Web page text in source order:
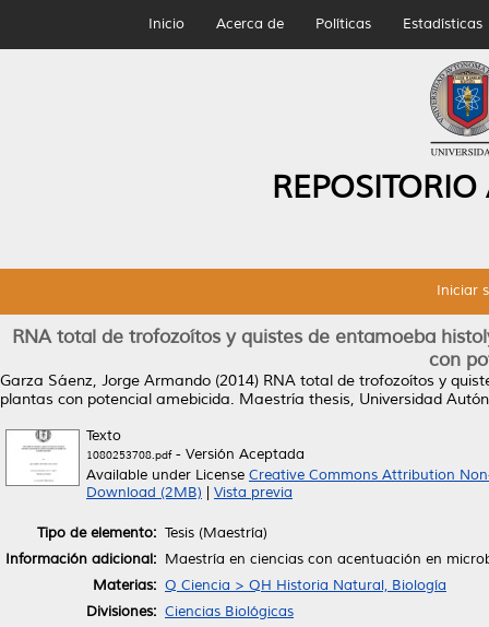
Inicio Acerca de Políticas Estadísticas
Iniciar
RNA total de trofozoítos y quistes de entamoeba
con
Garza Sáenz, Jorge Armando (2014) RNA total de trofozoítos y
plantas con potencial amebicida. Maestría thesis, Universidad
Texto
1080253708.pdf- Versión Aceptada
Available under License Creative Commons Attribution
Download (2MB)
Vista previa
Tipo de elemento: Tesis (Maestría)
Información adicional: Maestría en ciencias con acentuación en
Materias: Q Ciencia > QH Historia Natural, Biología
Divisiones: Ciencias Biológicas